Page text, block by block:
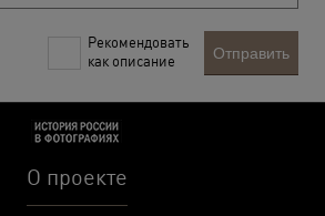
Рекомендовать
как описание
Отправить
О проекте